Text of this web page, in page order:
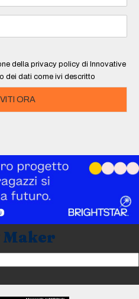
della privacy policy di Innovative
dei dati come ivi descritto
ORA
Maker